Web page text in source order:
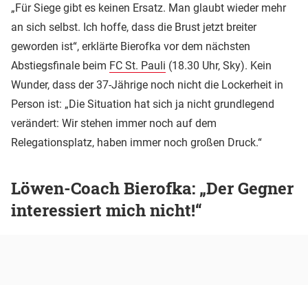
„Für Siege gibt es keinen Ersatz. Man glaubt wieder mehr
an sich selbst. Ich hoffe, dass die Brust jetzt breiter
geworden ist“, erklärte Bierofka vor dem nächsten
Abstiegsfinale beim FC St. Pauli (18.30 Uhr, Sky). Kein
Wunder, dass der 37-Jährige noch nicht die Lockerheit in
Person ist: „Die Situation hat sich ja nicht grundlegend
verändert: Wir stehen immer noch auf dem
Relegationsplatz, haben immer noch großen Druck.“
Löwen-Coach Bierofka: „Der Gegner
interessiert mich nicht!“